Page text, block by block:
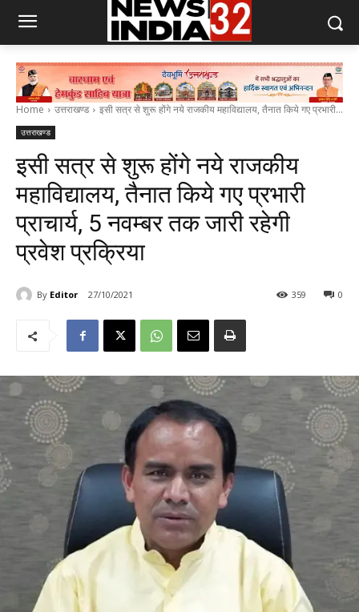
Home उत्तराखण्ड इसी सत्र से शुरू होंगे नये राजकीय महाविद्यालय, तैनात किये गए प्रभारी...
उत्तराखण्ड
इसी सत्र से शुरू होंगे नये राजकीय
महाविद्यालय, तैनात किये गए प्रभारी
प्राचार्य, 5 नवम्बर तक जारी रहेगी
प्रवेश प्रक्रिया
By Editor 27/10/2021 0
359